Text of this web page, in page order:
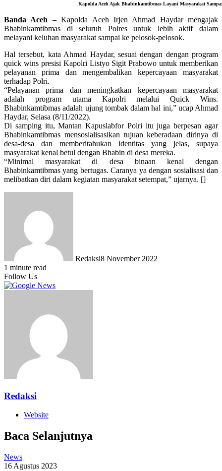
Kapolda Aceh Ajak Bhabinkamtibmas Layani Masyarakat
Banda Aceh –Kapolda Aceh Irjen Ahmad Haydar mengajak
Bhabinkamtibmas di seluruh Polres untuk lebih aktif dalam
melayani keluhan masyarakat sampai ke pelosok-pelosok.
Hal tersebut, kata Ahmad Haydar, sesuai dengan dengan program
quick wins presisi Kapolri Listyo Sigit Prabowo untuk memberikan
pelayanan prima dan mengembalikan kepercayaan masyarakat
terhadap Polri.
“Pelayanan prima dan meningkatkan kepercayaan masyarakat
adalah program utama Kapolri melalui Quick Wins.
Bhabinkamtibmas adalah ujung tombak dalam hal ini,” ucap Ahmad
Haydar, Selasa (8/11/2022).
Di samping itu, Mantan Kapuslabfor Polri itu juga berpesan agar
Bhabinkamtibmas mensosialisasikan tujuan keberadaan dirinya di
desa-desa dan memberitahukan identitas yang jelas, supaya
masyarakat kenal betul dengan Bhabin di desa mereka.
“Minimal masyarakat di desa binaan kenal dengan
Bhabinkamtibmas yang bertugas. Caranya ya dengan sosialisasi dan
melibatkan diri dalam kegiatan masyarakat setempat,” ujarnya. []
Redaksi8 November 2022
1 minute read
Follow Us
Redaksi
Website
Baca Selanjutnya
News
16 Agustus 2023